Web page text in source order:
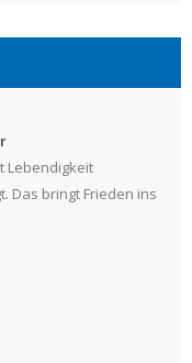
Lebendigkeit
Das bringt Frieden ins